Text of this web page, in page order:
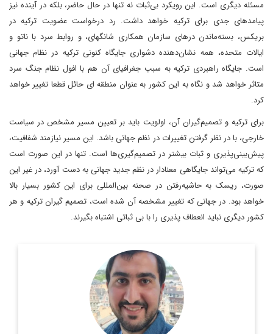
مسئله دیگری است. این رویکرد بی‌ثبات نه تنها در حال حاضر، بلکه در آینده نیز
پیامدهای جدی برای ترکیه خواهد داشت. رد درخواست عضویت ترکیه در
بریکس، بسته‌ماندن درهای سازمان همکاری شانگهای، و روابط سرد با ناتو و
ایالات متحده، همه نشان‌دهنده دشواری جایگاه کنونی ترکیه در نظام جهانی
است. جایگاه راهبردی ترکیه به سبب جغرافیای آن هم با افول نظام جنگ سرد
متاثر خواهد شد و نگاه به این کشور به عنوان منطقه ای حائل قطعا تغییر خواهد
کرد.
برای ترکیه و تصمیم‌گیران آن، اولویت باید بر تعیین مسیر مشخص در سیاست
خارجی، با در نظر گرفتن تغییرات در نظم جهانی باشد. این مسیر نیازمند شفافیت،
پیش‌بینی‌پذیری و ثبات بیشتر در تصمیم‌گیری‌ها است. تنها در این صورت است
که ترکیه می‌تواند جایگاهی معنادار در نظم جدید جهانی به دست آورد، در غیر این
صورت، ریسک به حاشیه‌رفتن در صحنه بین‌المللی برای این کشور بسیار بالا
خواهد بود. در جهانی که تغییر مشخصه آن شده است، تصمیم گیران ترکیه و هر
کشور دیگری نباید انعطاف پذیری را با بی ثباتی اشتباه بگیرند.
دانش آموخته فلسفه و مطالعات اروپایی از بلژیک
اطلاعات بیشتر